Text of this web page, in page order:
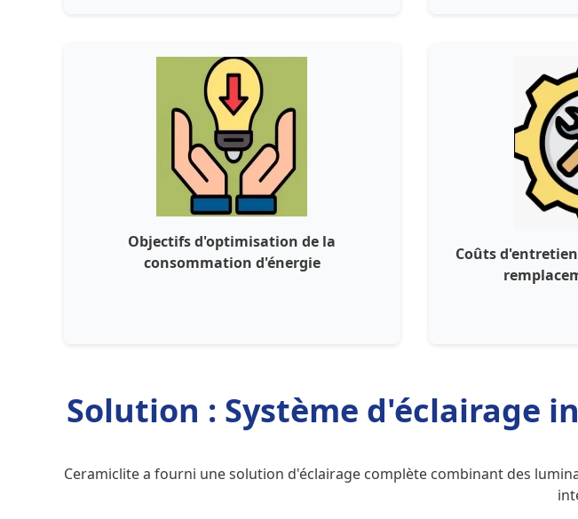
Objectifs d'optimisation de la
consommation d'énergie
Coûts
Solution : Système d'éclairage
Ceramiclite a fourni une solution d'éclairage complète combinant des